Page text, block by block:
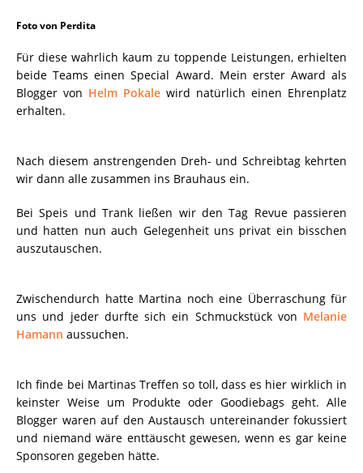
Foto von Perdita
Für diese wahrlich kaum zu toppende Leistungen, erhielten
beide Teams einen Special Award. Mein erster Award als
Blogger von Helm Pokale wird natürlich einen Ehrenplatz
erhalten.
Nach diesem anstrengenden Dreh- und Schreibtag kehrten
wir dann alle zusammen ins Brauhaus ein.
Bei Speis und Trank ließen wir den Tag Revue passieren
und hatten nun auch Gelegenheit uns privat ein bisschen
auszutauschen.
Zwischendurch hatte Martina noch eine Überraschung für
uns und jeder durfte sich ein Schmuckstück von Melanie
Hamann aussuchen.
Ich finde bei Martinas Treffen so toll, dass es hier wirklich in
keinster Weise um Produkte oder Goodiebags geht. Alle
Blogger waren auf den Austausch untereinander fokussiert
und niemand wäre enttäuscht gewesen, wenn es gar keine
Sponsoren gegeben hätte.